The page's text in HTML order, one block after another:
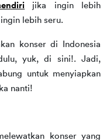
jika ingin lebih
lebih seru.
konser di Indonesia
untuk menyiapkan
nanti!
konser yang